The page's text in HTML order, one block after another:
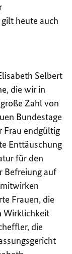
heute auch
Selbert
die wir in
Zahl von
Bundestage
Frau endgültig
Enttäuschung
für den
Befreiung auf
Frauen, die
Wirklichkeit
die